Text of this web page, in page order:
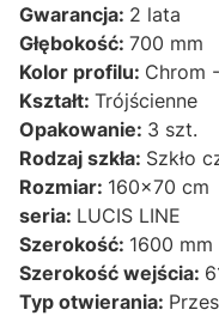
Gwarancja: 2 lata
Głębokość: 700 mm
Kolor profilu: Chrom
Kształt: Trójścienne
Opakowanie: 3 szt.
Rodzaj szkła: Szkło
Rozmiar: 160x70 cm
seria: LUCIS LINE
Szerokość: 1600 mm
Szerokość wejścia:
Typ otwierania: